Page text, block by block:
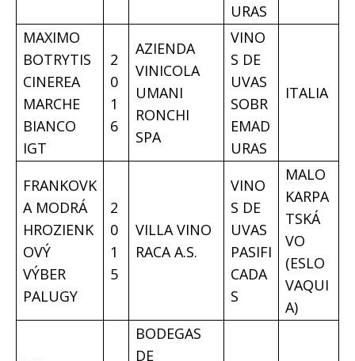
URAS
MAXIMO
BOTRYTIS
CINEREA
MARCHE
BIANCO
IGT
2
0
1
6
AZIENDA
VINICOLA
UMANI
RONCHI
SPA
VINO
S DE
UVAS
SOBR
EMAD
URAS
ITALIA
FRANKOVK
A MODRÁ
HROZIENK
OVÝ
VÝBER
PALUGY
2
0
1
5
VILLA VINO
RACA A.S.
VINO
S DE
UVAS
PASIFI
CADA
S
MALO
KARPA
TSKÁ
VO
(ESLO
VAQUI
A)
BODEGAS
DE